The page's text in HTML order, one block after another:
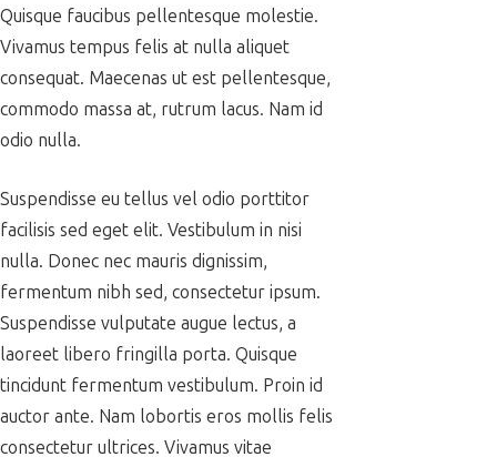
Quisque faucibus pellentesque molestie.
Vivamus tempus felis at nulla aliquet
consequat. Maecenas ut est pellentesque,
commodo massa at, rutrum lacus. Nam id
odio nulla.
Suspendisse eu tellus vel odio porttitor
facilisis sed eget elit. Vestibulum in nisi
nulla. Donec nec mauris dignissim,
fermentum nibh sed, consectetur ipsum.
Suspendisse vulputate augue lectus, a
laoreet libero fringilla porta. Quisque
tincidunt fermentum vestibulum. Proin id
auctor ante. Nam lobortis eros mollis felis
consectetur ultrices. Vivamus vitae